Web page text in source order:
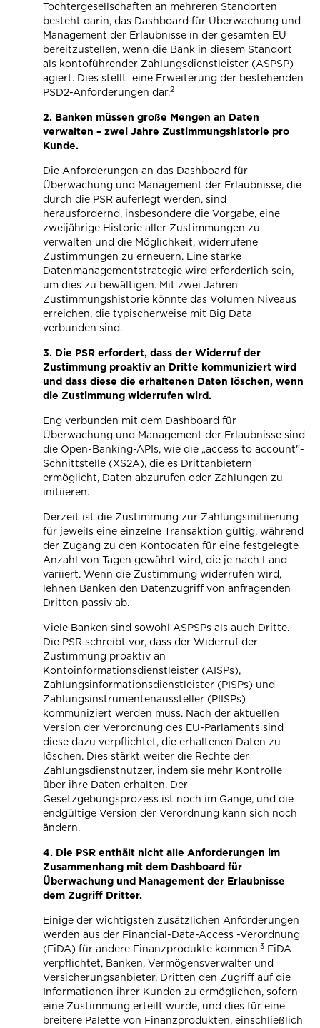
Tochtergesellschaften an mehreren Standorten
besteht darin, das Dashboard für Überwachung und
Management der Erlaubnisse in der gesamten EU
bereitzustellen, wenn die Bank in diesem Standort
als kontoführender Zahlungsdienstleister (ASPSP)
agiert. Dies stellt eine Erweiterung der bestehenden
PSD2-Anforderungen dar.2
2. Banken müssen große Mengen an Daten
verwalten – zwei Jahre Zustimmungshistorie pro
Kunde.
Die Anforderungen an das Dashboard für
Überwachung und Management der Erlaubnisse, die
durch die PSR auferlegt werden, sind
herausfordernd, insbesondere die Vorgabe, eine
zweijährige Historie aller Zustimmungen zu
verwalten und die Möglichkeit, widerrufene
Zustimmungen zu erneuern. Eine starke
Datenmanagementstrategie wird erforderlich sein,
um dies zu bewältigen. Mit zwei Jahren
Zustimmungshistorie könnte das Volumen Niveaus
erreichen, die typischerweise mit Big Data
verbunden sind.
3. Die PSR erfordert, dass der Widerruf der
Zustimmung proaktiv an Dritte kommuniziert wird
und dass diese die erhaltenen Daten löschen, wenn
die Zustimmung widerrufen wird.
Eng verbunden mit dem Dashboard für
Überwachung und Management der Erlaubnisse sind
die Open-Banking-APIs, wie die „access to account"-
Schnittstelle (XS2A), die es Drittanbietern
ermöglicht, Daten abzurufen oder Zahlungen zu
initiieren.
Derzeit ist die Zustimmung zur Zahlungsinitiierung
für jeweils eine einzelne Transaktion gültig, während
der Zugang zu den Kontodaten für eine festgelegte
Anzahl von Tagen gewährt wird, die je nach Land
variiert. Wenn die Zustimmung widerrufen wird,
lehnen Banken den Datenzugriff von anfragenden
Dritten passiv ab.
Viele Banken sind sowohl ASPSPs als auch Dritte.
Die PSR schreibt vor, dass der Widerruf der
Zustimmung proaktiv an
Kontoinformationsdienstleister (AISPs),
Zahlungsinformationsdienstleister (PISPs) und
Zahlungsinstrumentenaussteller (PIISPs)
kommuniziert werden muss. Nach der aktuellen
Version der Verordnung des EU-Parlaments sind
diese dazu verpflichtet, die erhaltenen Daten zu
löschen. Dies stärkt weiter die Rechte der
Zahlungsdienstnutzer, indem sie mehr Kontrolle
über ihre Daten erhalten. Der
Gesetzgebungsprozess ist noch im Gange, und die
endgültige Version der Verordnung kann sich noch
ändern.
4. Die PSR enthält nicht alle Anforderungen im
Zusammenhang mit dem Dashboard für
Überwachung und Management der Erlaubnisse
dem Zugriff Dritter.
Einige der wichtigsten zusätzlichen Anforderungen
werden aus der Financial-Data-Access -Verordnung
(FiDA) für andere Finanzprodukte kommen.3 FiDA
verpflichtet, Banken, Vermögensverwalter und
Versicherungsanbieter, Dritten den Zugriff auf die
Informationen ihrer Kunden zu ermöglichen, sofern
eine Zustimmung erteilt wurde, und dies für eine
breitere Palette von Finanzprodukten, einschließlich